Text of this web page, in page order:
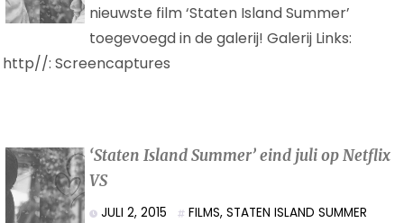
nieuwste film ‘Staten Island Summer’
toegevoegd in de galerij! Galerij Links:
http//: Screencaptures
‘Staten Island Summer’ eind juli op Netflix
VS
JULI 2, 2015 FILMS,STATEN ISLAND SUMMER